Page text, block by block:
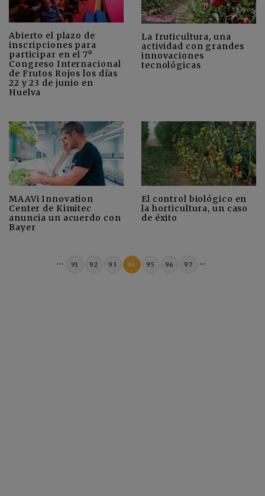
Abierto el plazo de
inscripciones para
participar en el 7º
Congreso Internacional
de Frutos Rojos los días
22 y 23 de junio en
Huelva
La fruticultura, una
actividad con grandes
innovaciones
tecnológicas
MAAVi Innovation
Center de Kimitec
anuncia un acuerdo con
Bayer
El control biológico en
la horticultura, un caso
de éxito
... 91 92 93 94 95 96 97 ...